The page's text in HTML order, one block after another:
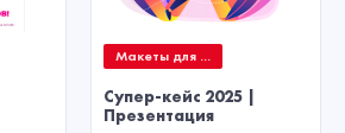
Макеты для ...
Супер-кейс 2025 |
Презентация